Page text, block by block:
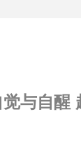
与自醒